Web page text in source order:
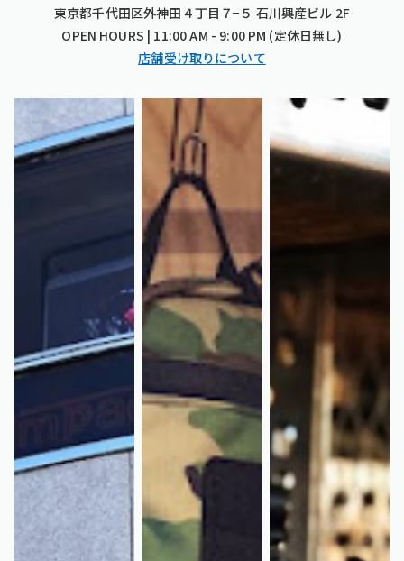
東京都千代田区外神田４丁目７−５ 石川興産ビル 2F
OPEN HOURS | 11:00 AM - 9:00 PM (定休日無し)
店舗受け取りについて